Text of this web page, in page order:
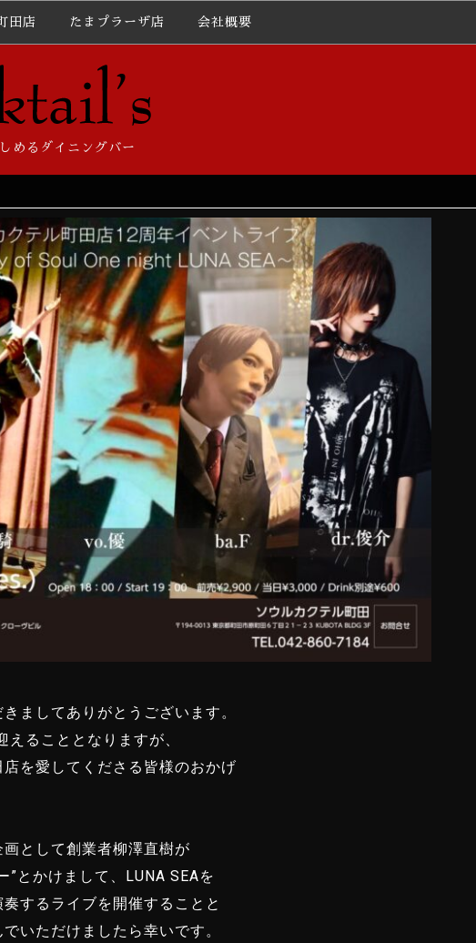
田店 たまプラーザ店 会社概要
めるダイニングバー
ましてありがとうございます。
ることとなりますが、
を愛してくださる皆様のおかげ
として創業者柳澤直樹が
”とかけまして、LUNA SEAを
するライブを開催することと
いただけましたら幸いです。